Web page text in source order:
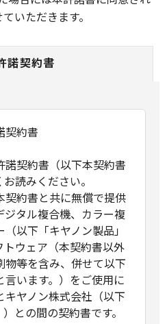
いただきます。
諾契約書
契約書
諾契約書（以下本契約書
読みください。
契約書と共に無償で提供
ジタル複合機、カラー複
以下「キヤノン製品」
トウェア（本契約書以外
物等を含み、併せて以下
言います。）をご使用に
ヤノン株式会社（以下
との間の契約書です。